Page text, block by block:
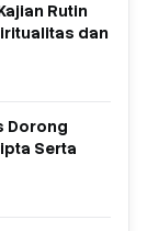
Rutin
dan
Dorong
Serta